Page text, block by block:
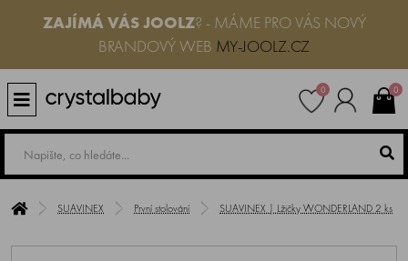
ZAJÍMÁ VÁS JOOLZ? - MÁME PRO VÁS NOVÝ
BRANDOVÝ WEB MY-JOOLZ.CZ
0 0
SUAVINEX První stolování SUAVINEX | Lžičky WONDERLAND 2 ks